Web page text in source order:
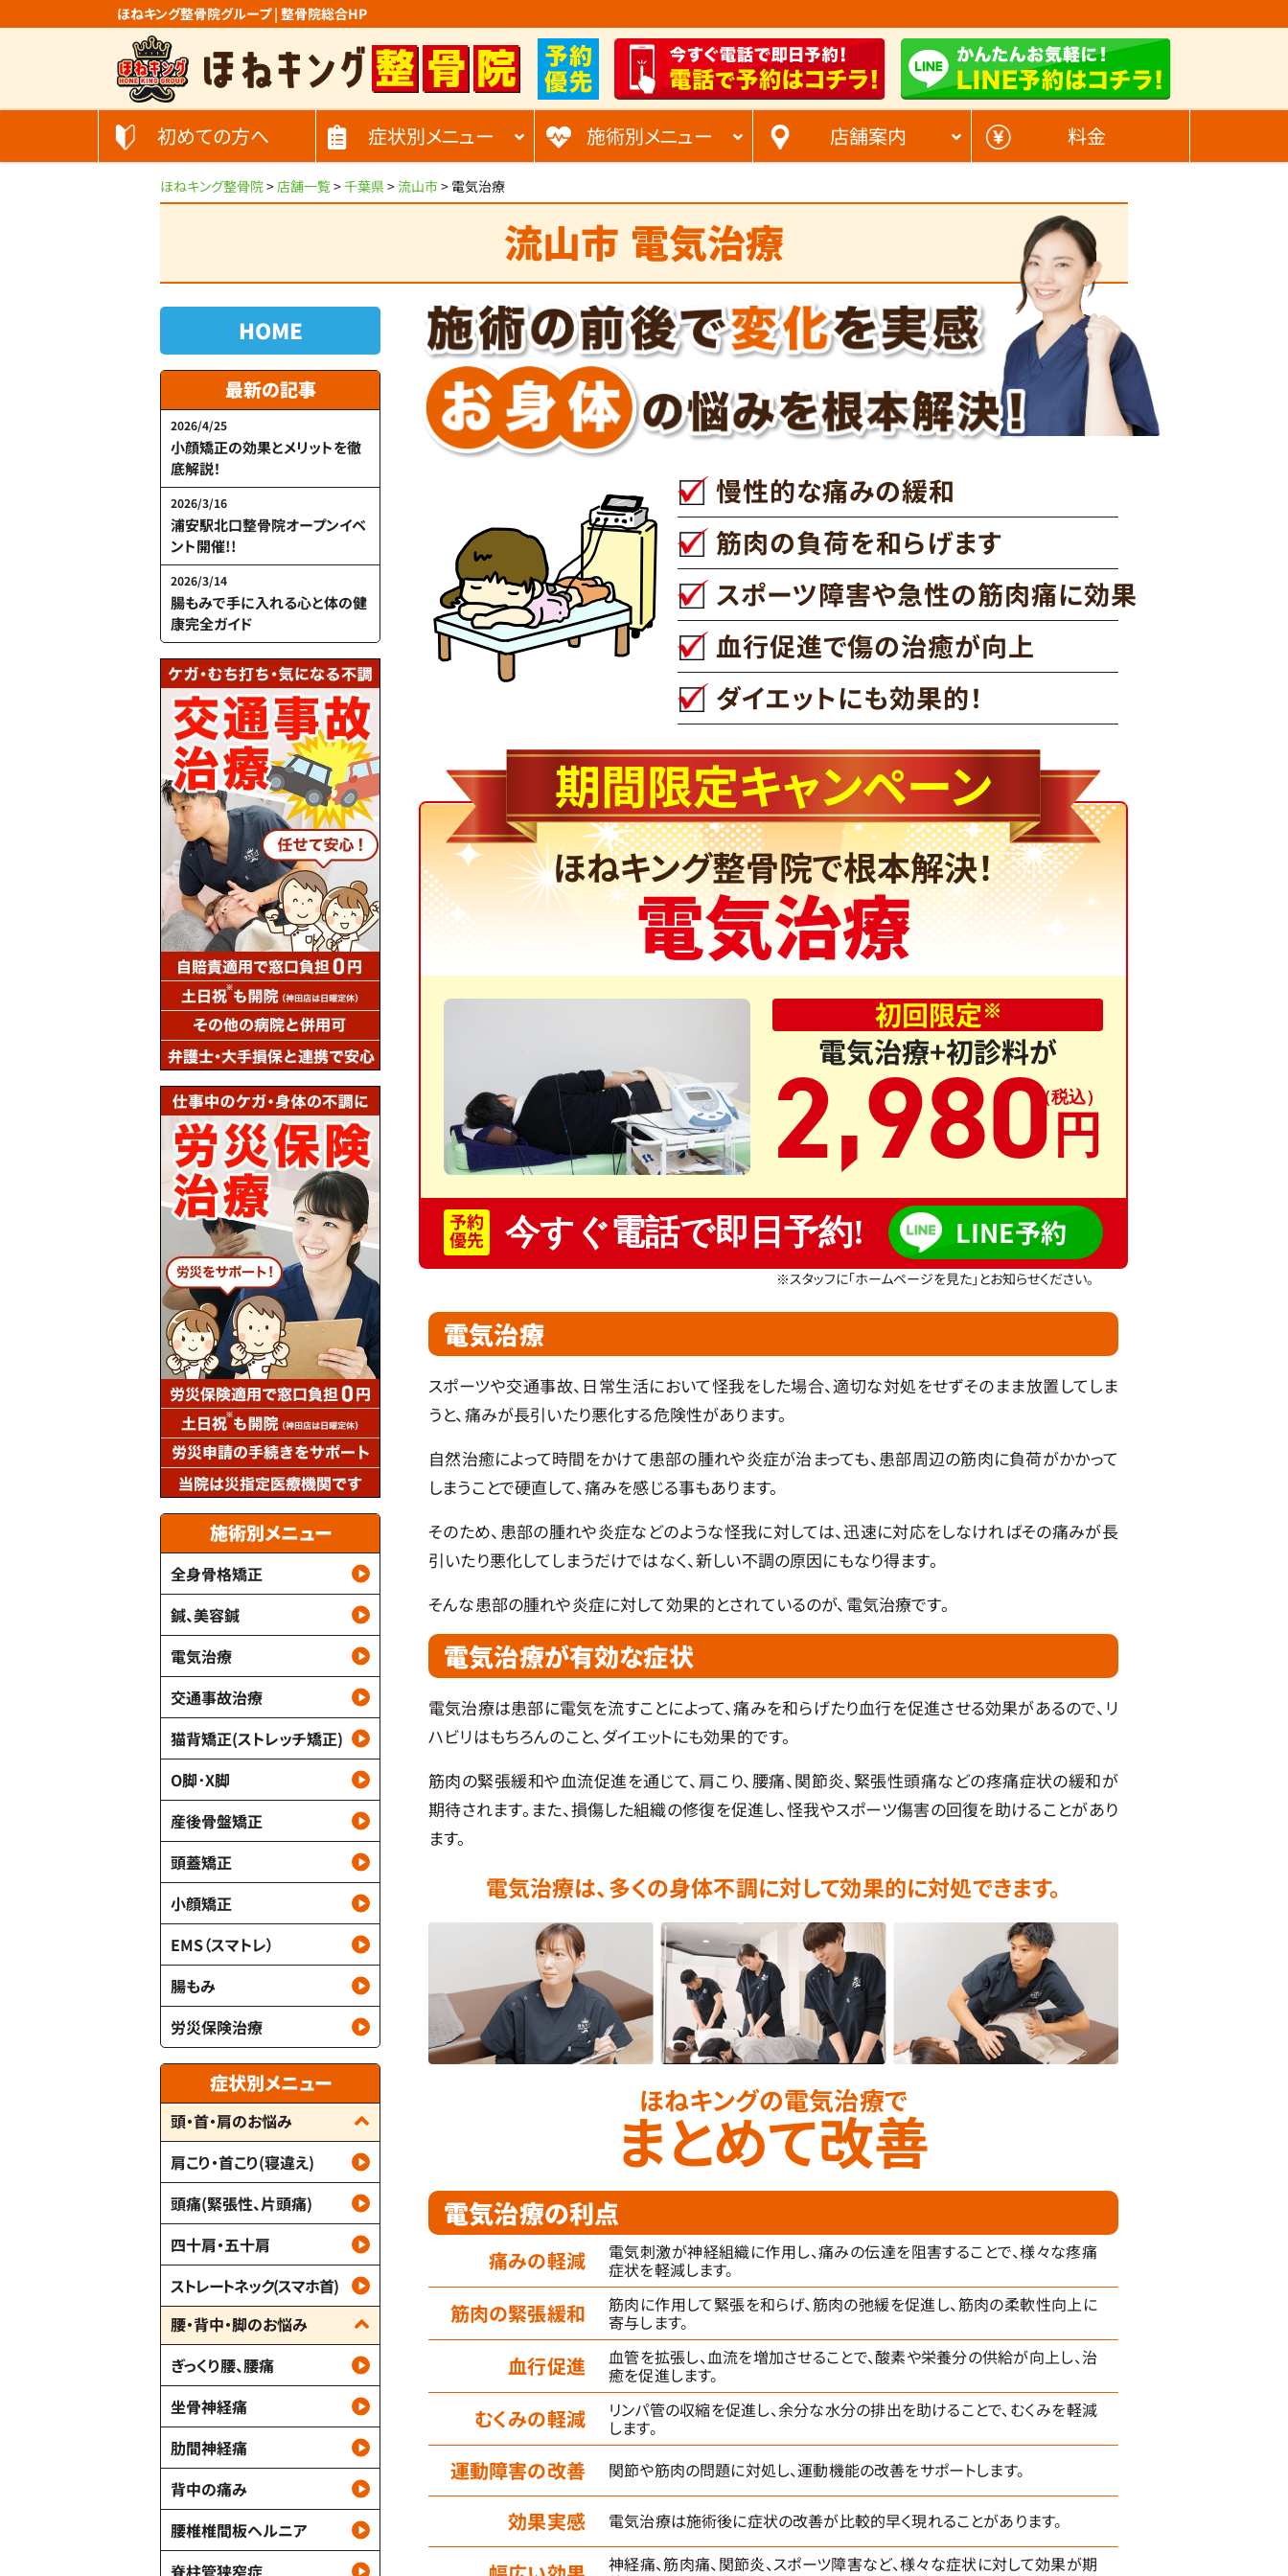
ほねキング整骨院グループ | 整骨院総合HP
初めての方へ 症状別メニュー 施術別メニュー 店舗案内 料金
ほねキング整骨院>店舗一覧>千葉県>流山市> 電気治療
流山市 電気治療
慢性的な痛みの緩和
筋肉の負荷を和らげます
スポーツ障害や急性の筋肉痛に効果
血行促進で傷の治癒が向上
ダイエットにも効果的！
期間限定キャンペーン
ほねキング整骨院で根本解決！
電気治療
初回限定※
電気治療+初診料が
2,980
予約
優先 今すぐ電話で即日予約! LINE予約
※スタッフに「ホームページを見た」とお知らせください。
電気治療
スポーツや交通事故、日常生活において怪我をした場合、適切な対処をせずそのまま放置してしま
うと、痛みが長引いたり悪化する危険性があります。
自然治癒によって時間をかけて患部の腫れや炎症が治まっても、患部周辺の筋肉に負荷がかかって
しまうことで硬直して、痛みを感じる事もあります。
そのため、患部の腫れや炎症などのような怪我に対しては、迅速に対応をしなければその痛みが長
引いたり悪化してしまうだけではなく、新しい不調の原因にもなり得ます。
そんな患部の腫れや炎症に対して効果的とされているのが、電気治療です。
電気治療が有効な症状
電気治療は患部に電気を流すことによって、痛みを和らげたり血行を促進させる効果があるので、リ
ハビリはもちろんのこと、ダイエットにも効果的です。
筋肉の緊張緩和や血流促進を通じて、肩こり、腰痛、関節炎、緊張性頭痛などの疼痛症状の緩和が
期待されます。また、損傷した組織の修復を促進し、怪我やスポーツ傷害の回復を助けることがあり
ます。
電気治療は、多くの身体不調に対して効果的に対処できます。
ほねキングの電気治療で
まとめて改善
電気治療の利点
痛みの軽減 電気刺激が神経組織に作用し、痛みの伝達を阻害することで、様々な疼痛
症状を軽減します。
筋肉の緊張緩和 筋肉に作用して緊張を和らげ、筋肉の弛緩を促進し、筋肉の柔軟性向上に
寄与します。
血行促進 血管を拡張し、血流を増加させることで、酸素や栄養分の供給が向上し、治
癒を促進します。
むくみの軽減 リンパ管の収縮を促進し、余分な水分の排出を助けることで、むくみを軽減
します。
運動障害の改善 関節や筋肉の問題に対処し、運動機能の改善をサポートします。
効果実感 電気治療は施術後に症状の改善が比較的早く現れることがあります。
神経痛、筋肉痛、関節炎、スポーツ障害など、様々な症状に対して効果が期
HOME
最新の記事
2026/4/25
小顔矯正の効果とメリットを徹
底解説！
2026/3/16
浦安駅北口整骨院オープンイベ
ント開催!!
2026/3/14
腸もみで手に入れる心と体の健
康完全ガイド
施術別メニュー
全身骨格矯正
鍼、美容鍼
電気治療
交通事故治療
猫背矯正(ストレッチ矯正)
O脚･X脚
産後骨盤矯正
頭蓋矯正
小顔矯正
EMS（スマトレ）
腸もみ
労災保険治療
症状別メニュー
頭・首・肩のお悩み
肩こり・首こり(寝違え)
頭痛(緊張性、片頭痛)
四十肩・五十肩
ストレートネック(スマホ首)
腰・背中・脚のお悩み
ぎっくり腰、腰痛
坐骨神経痛
肋間神経痛
背中の痛み
腰椎椎間板ヘルニア
脊柱管狭窄症